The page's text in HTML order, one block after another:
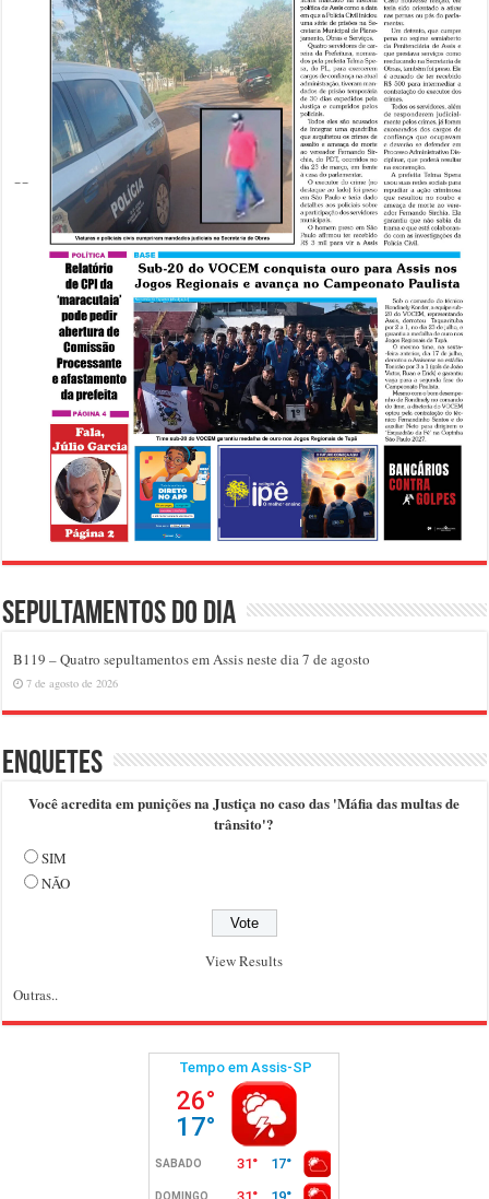
Sepultamentos do dia
B119 – Quatro sepultamentos em Assis neste dia 7 de agosto
7 de agosto de 2026
Enquetes
Você acredita em punições na Justiça no caso das 'Máfia das multas de
trânsito'?
SIM
NÃO
View Results
Outras..